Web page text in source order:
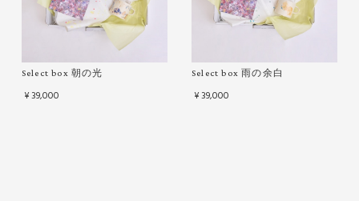
Select box 朝の光
¥39,000
Select box 雨の余白
¥39,000